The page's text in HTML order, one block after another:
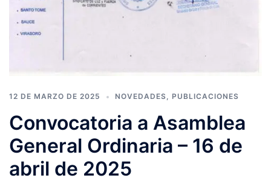
12 DE MARZO DE 2025 NOVEDADES PUBLICACIONES
Convocatoria a Asamblea
General Ordinaria – 16 de
abril de 2025